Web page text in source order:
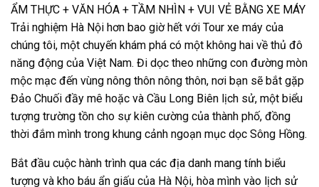
ẨM THỰC + VĂN HÓA + TẦM NHÌN + VUI VẺ BẰNG XE MÁY
Trải nghiệm Hà Nội hơn bao giờ hết với Tour xe máy của
chúng tôi, một chuyến khám phá có một không hai về thủ đô
năng động của Việt Nam. Đi dọc theo những con đường mòn
mộc mạc đến vùng nông thôn nông thôn, nơi bạn sẽ bắt gặp
Đảo Chuối đầy mê hoặc và Cầu Long Biên lịch sử, một biểu
tượng trường tồn cho sự kiên cường của thành phố, đồng
thời đắm mình trong khung cảnh ngoạn mục dọc Sông Hồng.
Bắt đầu cuộc hành trình qua các địa danh mang tính biểu
tượng và kho báu ẩn giấu của Hà Nội, hòa mình vào lịch sử